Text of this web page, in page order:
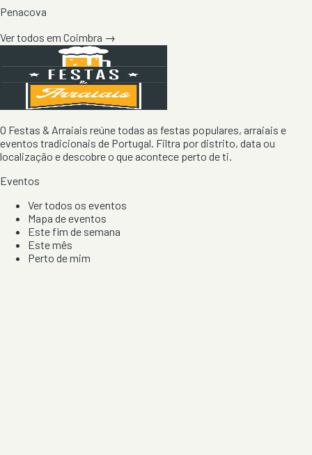
Penacova
Ver todos em Coimbra →
O Festas & Arraiais reúne todas as festas populares, arraiais e
eventos tradicionais de Portugal. Filtra por distrito, data ou
localização e descobre o que acontece perto de ti.
Eventos
Ver todos os eventos
Mapa de eventos
Este fim de semana
Este mês
Perto de mim